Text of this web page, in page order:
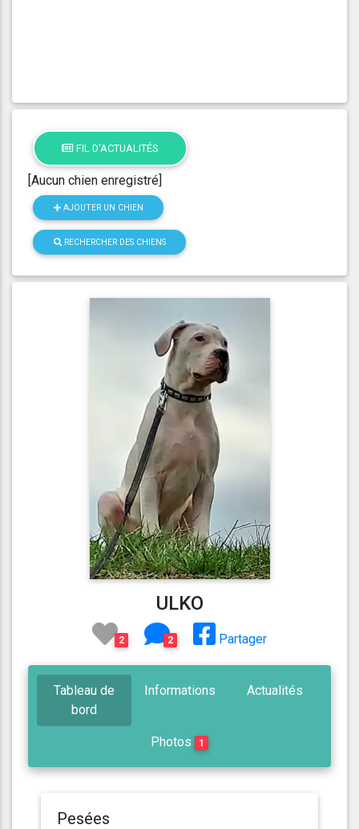
FIL D'ACTUALITÉS
[Aucun chien enregistré]
AJOUTER UN CHIEN
RECHERCHER DES CHIENS
ULKO
2 2 Partager
Tableau de
bord
Informations Actualités
Photos 1
Pesées